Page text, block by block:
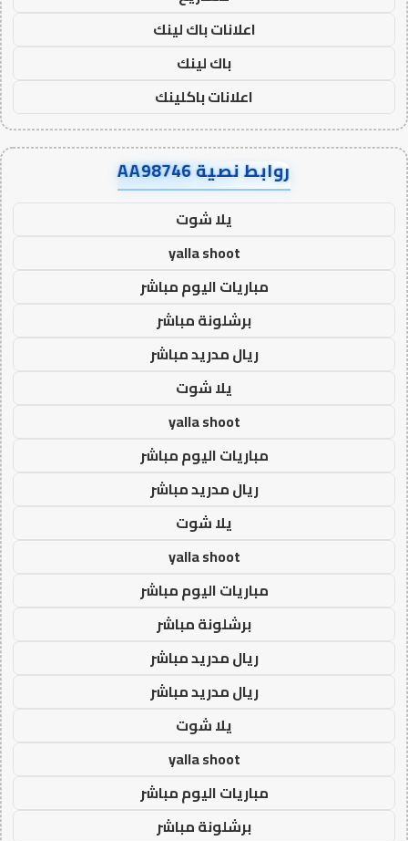
اعلانات باك لينك
باك لينك
اعلانات باكلينك
روابط نصية AA98746
يلا شوت
yalla shoot
مباريات اليوم مباشر
برشلونة مباشر
ريال مدريد مباشر
يلا شوت
yalla shoot
مباريات اليوم مباشر
ريال مدريد مباشر
يلا شوت
yalla shoot
مباريات اليوم مباشر
برشلونة مباشر
ريال مدريد مباشر
ريال مدريد مباشر
يلا شوت
yalla shoot
مباريات اليوم مباشر
برشلونة مباشر